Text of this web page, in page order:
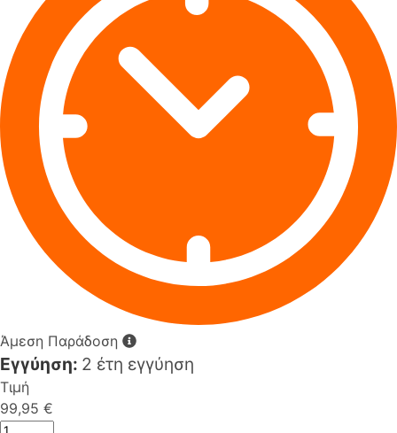
Άμεση Παράδοση
Εγγύηση: 2 έτη εγγύηση
Τιμή
99,95 €